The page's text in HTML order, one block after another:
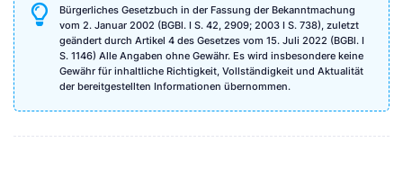
Bürgerliches Gesetzbuch in der Fassung der Bekanntmachung
vom 2. Januar 2002 (BGBl. I S. 42, 2909; 2003 I S. 738), zuletzt
geändert durch Artikel 4 des Gesetzes vom 15. Juli 2022 (BGBl. I
S. 1146) Alle Angaben ohne Gewähr. Es wird insbesondere keine
Gewähr für inhaltliche Richtigkeit, Vollständigkeit und Aktualität
der bereitgestellten Informationen übernommen.